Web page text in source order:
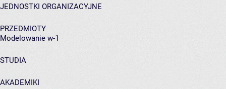
JEDNOSTKI ORGANIZACYJNE
PRZEDMIOTY
Modelowanie w-1
STUDIA
AKADEMIKI